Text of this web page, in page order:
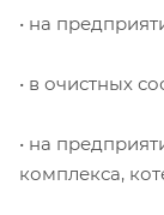
• на
• в очистных
• на
комплекса,